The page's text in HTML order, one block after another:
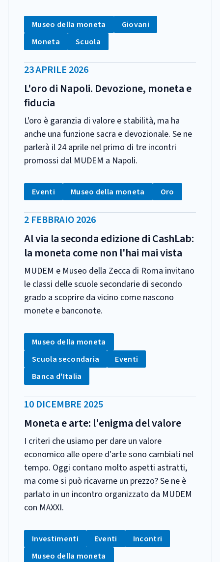
CATEGORIA:
Tag:
Museo della moneta Tag:
Giovani
Tag:
Moneta Tag:
Scuola
DATA
PUBBLICAZIONE:
23 APRILE 2026
L'oro di Napoli. Devozione, moneta e
fiducia
L'oro è garanzia di valore e stabilità, ma ha
anche una funzione sacra e devozionale. Se ne
parlerà il 24 aprile nel primo di tre incontri
promossi dal MUDEM a Napoli.
CATEGORIA:
Tag:
Eventi Tag:
Museo della moneta Tag:
Oro
DATA
PUBBLICAZIONE:
2 FEBBRAIO 2026
Al via la seconda edizione di CashLab:
la moneta come non l'hai mai vista
MUDEM e Museo della Zecca di Roma invitano
le classi delle scuole secondarie di secondo
grado a scoprire da vicino come nascono
monete e banconote.
CATEGORIA:
Tag:
Museo della moneta
Tag:
Scuola secondaria Tag:
Eventi
Tag:
Banca d'Italia
DATA
PUBBLICAZIONE:
10 DICEMBRE 2025
Moneta e arte: l'enigma del valore
I criteri che usiamo per dare un valore
economico alle opere d'arte sono cambiati nel
tempo. Oggi contano molto aspetti astratti,
ma come si può ricavarne un prezzo? Se ne è
parlato in un incontro organizzato da MUDEM
con MAXXI.
CATEGORIA:
Tag:
Investimenti Tag:
Eventi Tag:
Incontri
Tag:
Museo della moneta